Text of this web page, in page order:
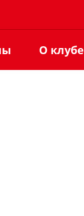
О клубе